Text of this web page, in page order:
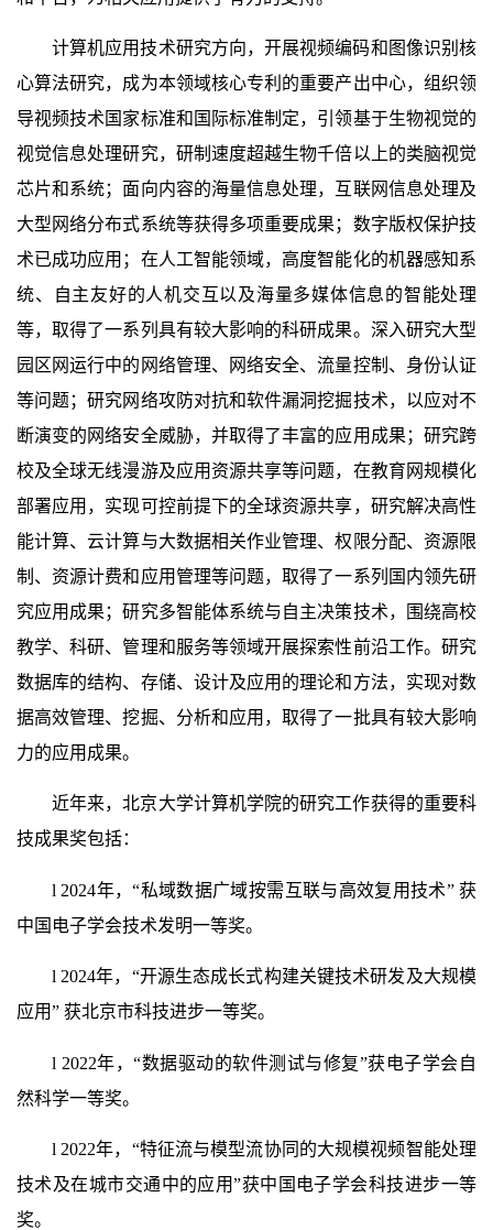
计算机应用技术研究方向，开展视频编码和图像识别核
心算法研究，成为本领域核心专利的重要产出中心，组织领
导视频技术国家标准和国际标准制定，引领基于生物视觉的
视觉信息处理研究，研制速度超越生物千倍以上的类脑视觉
芯片和系统；面向内容的海量信息处理，互联网信息处理及
大型网络分布式系统等获得多项重要成果；数字版权保护技
术已成功应用；在人工智能领域，高度智能化的机器感知系
统、自主友好的人机交互以及海量多媒体信息的智能处理
等，取得了一系列具有较大影响的科研成果。深入研究大型
园区网运行中的网络管理、网络安全、流量控制、身份认证
等问题；研究网络攻防对抗和软件漏洞挖掘技术，以应对不
断演变的网络安全威胁，并取得了丰富的应用成果；研究跨
校及全球无线漫游及应用资源共享等问题，在教育网规模化
部署应用，实现可控前提下的全球资源共享，研究解决高性
能计算、云计算与大数据相关作业管理、权限分配、资源限
制、资源计费和应用管理等问题，取得了一系列国内领先研
究应用成果；研究多智能体系统与自主决策技术，围绕高校
教学、科研、管理和服务等领域开展探索性前沿工作。研究
数据库的结构、存储、设计及应用的理论和方法，实现对数
据高效管理、挖掘、分析和应用，取得了一批具有较大影响
力的应用成果。
近年来，北京大学计算机学院的研究工作获得的重要科
技成果奖包括：
l 2024年，“私域数据广域按需互联与高效复用技术” 获
中国电子学会技术发明一等奖。
l 2024年，“开源生态成长式构建关键技术研发及大规模
应用” 获北京市科技进步一等奖。
l 2022年，“数据驱动的软件测试与修复”获电子学会自
然科学一等奖。
l 2022年，“特征流与模型流协同的大规模视频智能处理
技术及在城市交通中的应用”获中国电子学会科技进步一等
奖。